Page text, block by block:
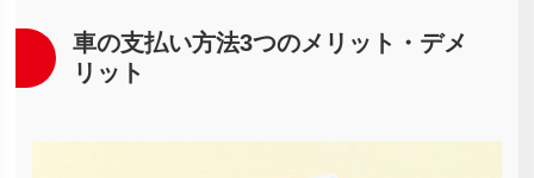
車の支払い方法3つのメリット・デメ
リット